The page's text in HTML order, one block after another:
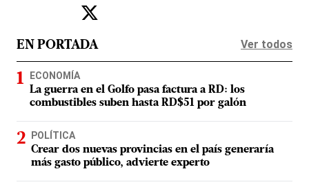
EN PORTADA Ver todos
ECONOMÍA
La guerra en el Golfo pasa factura a RD: los
combustibles suben hasta RD$51 por galón
POLÍTICA
Crear dos nuevas provincias en el país generaría
más gasto público, advierte experto